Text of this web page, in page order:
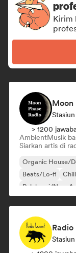
Kirim
Moon
> 1200
AmbientMusik
Siarkan artis di
Organic House/
Beats/Lo-fi
Relaksasi/New